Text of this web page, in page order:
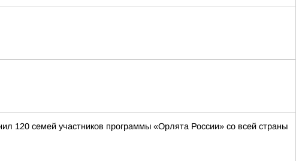
120 семей участников программы «Орлята России» со всей страны